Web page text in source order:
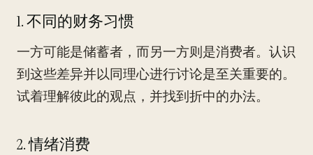
1. 不同的财务习惯
一方可能是储蓄者，而另一方则是消费者。认识
到这些差异并以同理心进行讨论是至关重要的。
试着理解彼此的观点，并找到折中的办法。
2. 情绪消费